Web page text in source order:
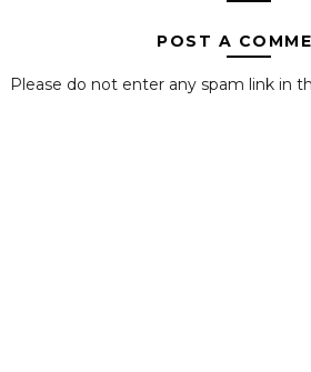
POST A
Please do not enter any spam link in